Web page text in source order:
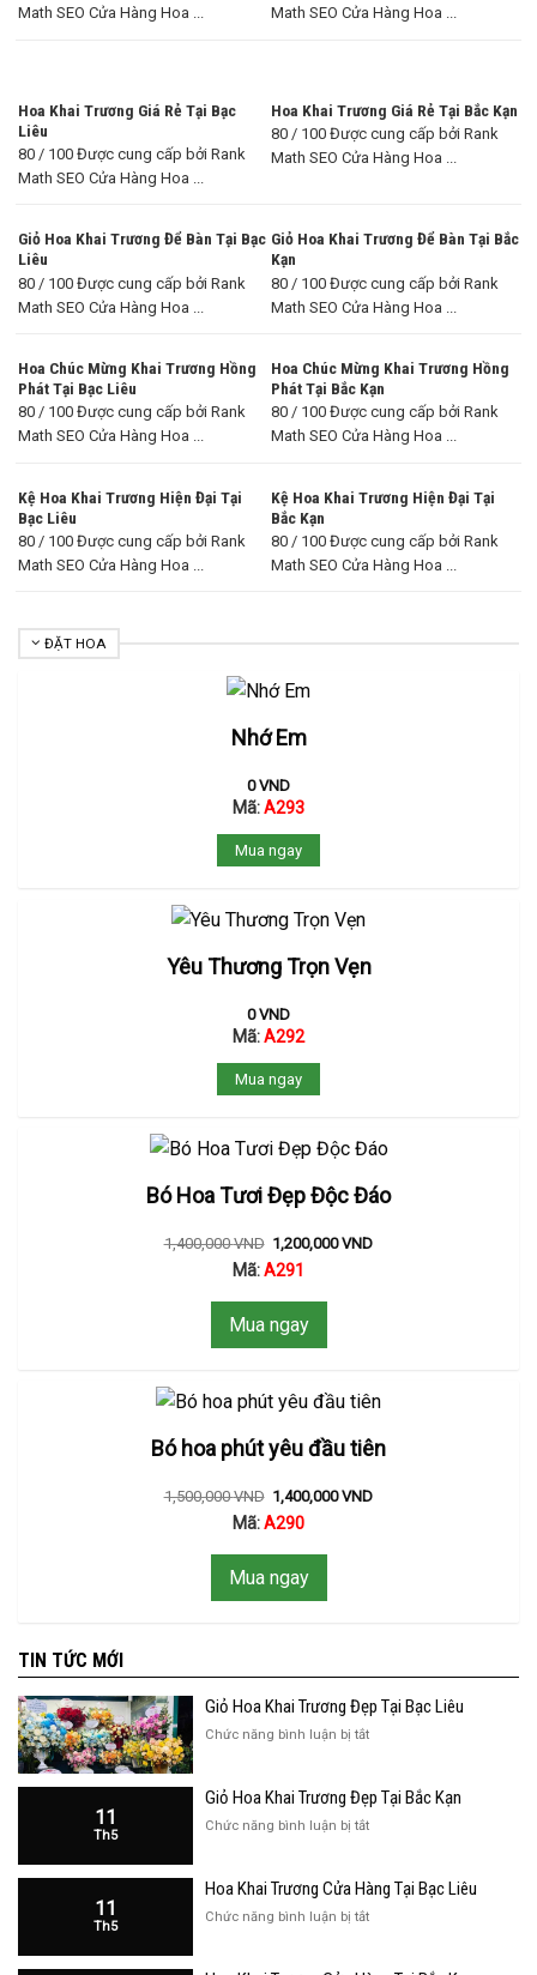
Math SEO Cửa Hàng Hoa ...
Math SEO Cửa Hàng Hoa ...
Hoa Khai Trương Giá Rẻ Tại Bạc
Liêu
80 / 100 Được cung cấp bởi Rank
Math SEO Cửa Hàng Hoa ...
Hoa Khai Trương Giá Rẻ Tại Bắc Kạn
80 / 100 Được cung cấp bởi Rank
Math SEO Cửa Hàng Hoa ...
Giỏ Hoa Khai Trương Để Bàn Tại Bạc
Liêu
80 / 100 Được cung cấp bởi Rank
Math SEO Cửa Hàng Hoa ...
Giỏ Hoa Khai Trương Để Bàn Tại Bắc
Kạn
80 / 100 Được cung cấp bởi Rank
Math SEO Cửa Hàng Hoa ...
Hoa Chúc Mừng Khai Trương Hồng
Phát Tại Bạc Liêu
80 / 100 Được cung cấp bởi Rank
Math SEO Cửa Hàng Hoa ...
Hoa Chúc Mừng Khai Trương Hồng
Phát Tại Bắc Kạn
80 / 100 Được cung cấp bởi Rank
Math SEO Cửa Hàng Hoa ...
Kệ Hoa Khai Trương Hiện Đại Tại
Bạc Liêu
80 / 100 Được cung cấp bởi Rank
Math SEO Cửa Hàng Hoa ...
Kệ Hoa Khai Trương Hiện Đại Tại
Bắc Kạn
80 / 100 Được cung cấp bởi Rank
Math SEO Cửa Hàng Hoa ...
ĐẶT HOA
Nhớ Em
0VND
Mã:A293
Mua ngay
Yêu Thương Trọn Vẹn
0VND
Mã:A292
Mua ngay
Bó Hoa Tươi Đẹp Độc Đáo
1,400,000VND 1,200,000VND
Mã:A291
Mua ngay
Bó hoa phút yêu đầu tiên
1,500,000VND 1,400,000VND
Mã:A290
Mua ngay
TIN TỨC MỚI
Giỏ Hoa Khai Trương Đẹp Tại Bạc Liêu
Chức năng bình luận bị tắtở
Khai
Đẹp
Liêu
11
Th5
Giỏ Hoa Khai Trương Đẹp Tại Bắc Kạn
Chức năng bình luận bị tắtở
Khai
Đẹp
11
Th5
Hoa Khai Trương Cửa Hàng Tại Bạc Liêu
Chức năng bình luận bị tắtở